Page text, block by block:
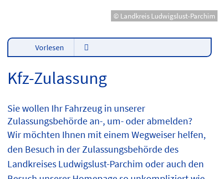
© Landkreis Ludwigslust-Parchim
Vorlesen
Kfz-Zulassung
Sie wollen Ihr Fahrzeug in unserer
Zulassungsbehörde an-, um- oder abmelden?
Wir möchten Ihnen mit einem Wegweiser helfen,
den Besuch in der Zulassungsbehörde des
Landkreises Ludwigslust-Parchim oder auch den